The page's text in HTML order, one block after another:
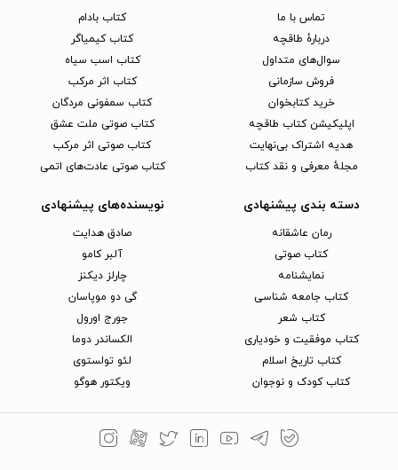
تماس با ما
دربارهٔ طاقچه
سوال‌های متداول
فروش سازمانی
خرید کتابخوان
اپلیکیشن کتاب طاقچه
هدیه اشتراک بی‌نهایت
مجلهٔ معرفی و نقد کتاب
کتاب بادام
کتاب کیمیاگر
کتاب اسب سیاه
کتاب اثر مرکب
کتاب سمفونی مردگان
کتاب صوتی ملت عشق
کتاب صوتی اثر مرکب
کتاب صوتی عادت‌های اتمی
دسته بندی پیشنهادی
رمان عاشقانه
کتاب‌ صوتی
نمایشنامه
کتاب جامعه شناسی
کتاب شعر
کتاب موفقیت و خودیاری
کتاب تاریخ اسلام
کتاب کودک و نوجوان
نویسنده‌های پیشنهادی
صادق هدایت
آلبر کامو
چارلز دیکنز
گی دو موپاسان
جورج اورول
الکساندر دوما
لئو تولستوی
ویکتور هوگو